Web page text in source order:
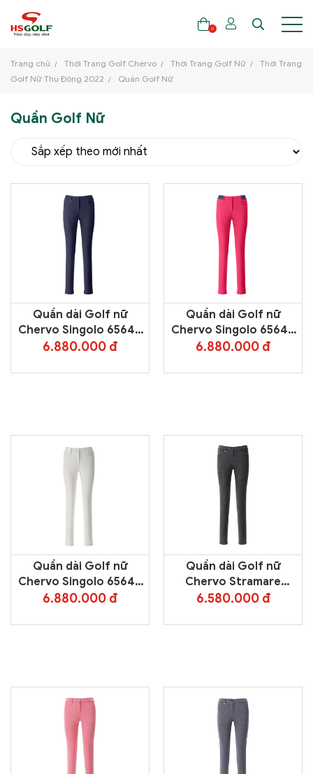
THƯƠNG HIỆU
GIÀY GOLF
PHỤ KIỆN GOLF
ĐẠI SỨ THƯƠNG HIỆU
0
Trang chủ Thời Trang Golf Chervo Thời Trang Golf Nữ
Thời Trang
Golf Nữ Thu Đông 2022
Quần Golf Nữ
Quần Golf Nữ
Quần dài Golf nữ
Chervo Singolo 65649
– Blue 599
6.880.000 đ
Quần dài Golf nữ
Chervo Singolo 65649
– Pink 795
6.880.000 đ
Quần dài Golf nữ
Chervo Singolo 65649
– White 177
6.880.000 đ
Quần dài Golf nữ
Chervo Stramare
65530 – Black 999
6.580.000 đ